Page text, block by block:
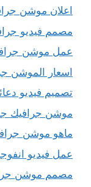
اعلان موشن
مصمم فيديو
عمل موشن
اسعار الموشن
تصميم فيديو
موشن جرافيك
ماهو موشن
عمل فيديو
مصمم موشن